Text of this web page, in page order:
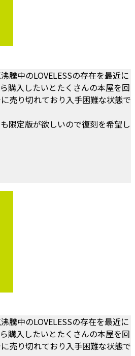
騰中のLOVELESSの存在を最近に
購入したいとたくさんの本屋を回
売り切れており入手困難な状態で
限定版が欲しいので復刻を希望し
騰中のLOVELESSの存在を最近に
購入したいとたくさんの本屋を回
売り切れており入手困難な状態で